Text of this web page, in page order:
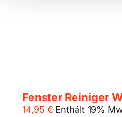
Fenster Reiniger
14,95 € Enthält 19%